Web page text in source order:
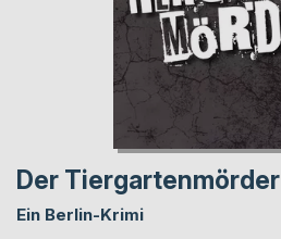
Der Tiergartenmörder
Ein Berlin-Krimi